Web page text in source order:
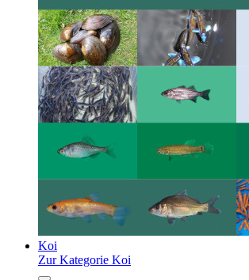
Koi
Zur Kategorie Koi